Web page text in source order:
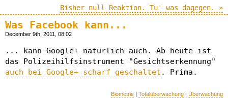
Bisher null Reaktion. Tu' was dagegen. »
Was Facebook kann...
December 9th, 2011, 08:02
... kann Google+ natürlich auch. Ab heute ist
das Polizeihilfsinstrument "Gesichtserkennung"
auch bei Google+ scharf geschaltet . Prima.
Biometrie Totalüberwachung
Überwachung